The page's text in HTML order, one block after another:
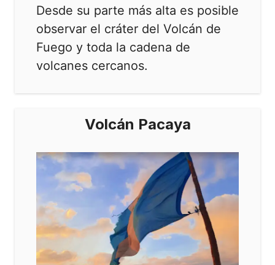
Desde su parte más alta es posible
observar el cráter del Volcán de
Fuego y toda la cadena de
volcanes cercanos.
Volcán Pacaya